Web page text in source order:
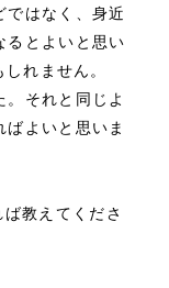
ではなく、身近
るとよいと思い
れません。
それと同じよ
よいと思いま
教えてくださ